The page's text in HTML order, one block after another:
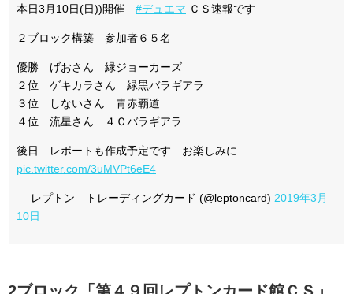
本日3月10日(日))開催 #デュエマ ＣＳ速報です
２ブロック構築 参加者６５名
優勝 げおさん 緑ジョーカーズ
２位 ゲキカラさん 緑黒バラギアラ
３位 しないさん 青赤覇道
４位 流星さん ４Ｃバラギアラ
後日 レポートも作成予定です お楽しみに
pic.twitter.com/3uMVPt6eE4
— レプトン トレーディングカード (@leptoncard) 2019年3月
10日